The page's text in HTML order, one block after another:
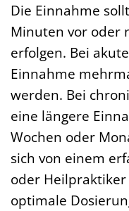
Die Einnahme
Minuten vor oder
erfolgen. Bei
Einnahme
werden. Bei
eine längere
Wochen oder
sich von einem
oder
optimale